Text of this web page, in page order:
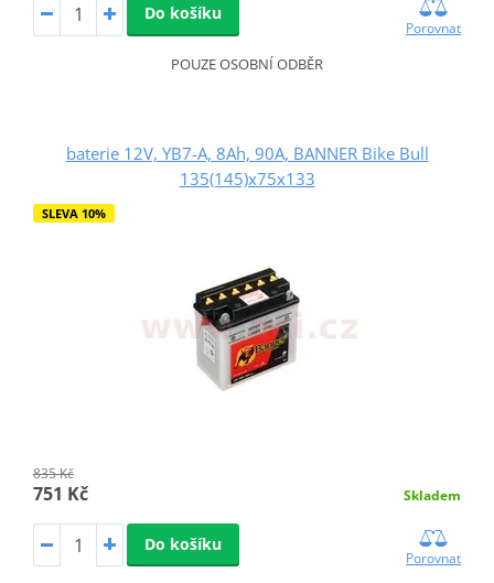
Do košíku
Porovnat
POUZE OSOBNÍ ODBĚR
baterie 12V, YB7-A, 8Ah, 90A, BANNER Bike Bull
135(145)x75x133
SLEVA 10%
835 Kč
751 Kč Skladem
Do košíku
Porovnat